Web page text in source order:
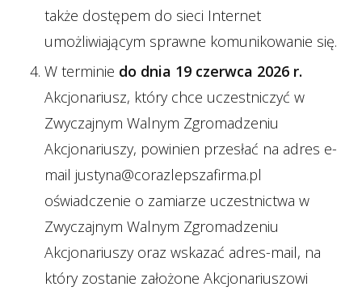
także dostępem do sieci Internet
umożliwiającym sprawne komunikowanie się.
W terminie do dnia 19 czerwca 2026 r.
Akcjonariusz, który chce uczestniczyć w
Zwyczajnym Walnym Zgromadzeniu
Akcjonariuszy, powinien przesłać na adres e-
mail justyna@corazlepszafirma.pl
oświadczenie o zamiarze uczestnictwa w
Zwyczajnym Walnym Zgromadzeniu
Akcjonariuszy oraz wskazać adres-mail, na
który zostanie założone Akcjonariuszowi